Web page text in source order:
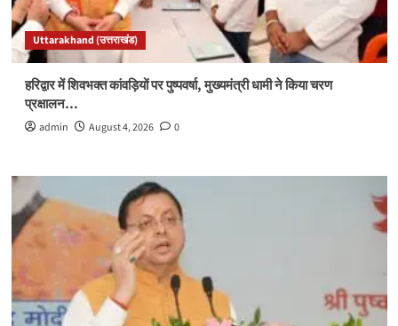
Uttarakhand (उत्तराखंड)
हरिद्वार में शिवभक्त कांवड़ियों पर पुष्पवर्षा, मुख्यमंत्री धामी ने किया चरण
प्रक्षालन…
admin August 4, 2026 0